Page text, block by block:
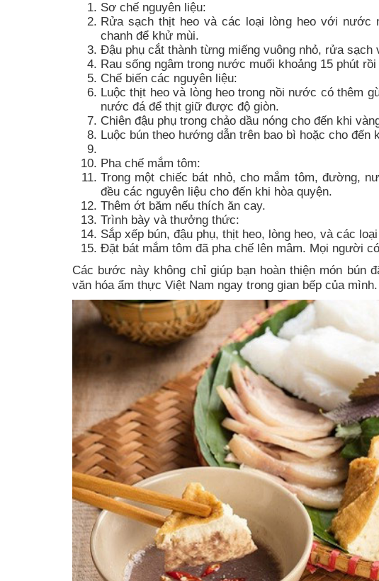
Sơ chế nguyên liệu:
Rửa sạch thịt heo và các loại lòng heo với nước
chanh để khử mùi.
Đậu phụ cắt thành từng miếng vuông nhỏ, rửa sạch
Rau sống ngâm trong nước muối khoảng 15 phút
Chế biến các nguyên liệu:
Luộc thịt heo và lòng heo trong nồi nước có thêm
nước đá để thịt giữ được độ giòn.
Chiên đậu phụ trong chảo dầu nóng cho đến khi
Luộc bún theo hướng dẫn trên bao bì hoặc cho đến
Pha chế mắm tôm:
Trong một chiếc bát nhỏ, cho mắm tôm, đường,
đều các nguyên liệu cho đến khi hòa quyện.
Thêm ớt băm nếu thích ăn cay.
Trình bày và thưởng thức:
Sắp xếp bún, đậu phụ, thịt heo, lòng heo, và các
Đặt bát mắm tôm đã pha chế lên mâm. Mọi người
Các bước này không chỉ giúp bạn hoàn thiện món bún
văn hóa ẩm thực Việt Nam ngay trong gian bếp của mình.